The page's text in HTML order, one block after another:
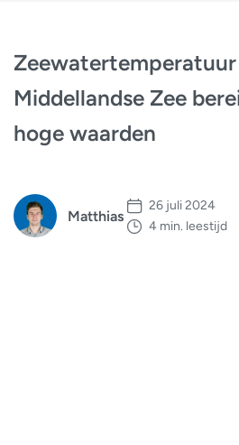
Zeewatertemperatuur
Middellandse Zee
hoge waarden
Matthias
26 juli 2024
4 min. leestijd